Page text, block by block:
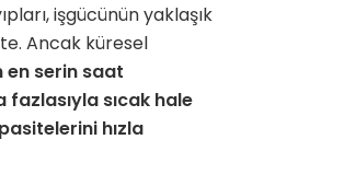
işgücünün yaklaşık
Ancak küresel
en serin saat
fazlasıyla sıcak hale
hızla